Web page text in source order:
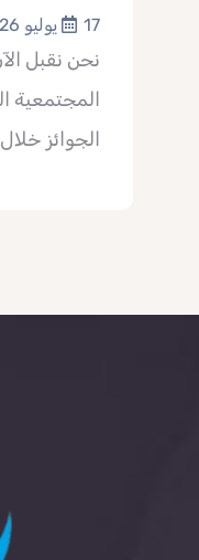
17 يوليو 2026
نحن نقبل
المجتمعية
الجوائز